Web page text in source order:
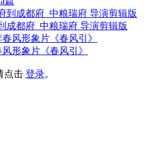
成都府_中粮瑞府 导演剪辑版
形象片《春风引》
点击 登录。